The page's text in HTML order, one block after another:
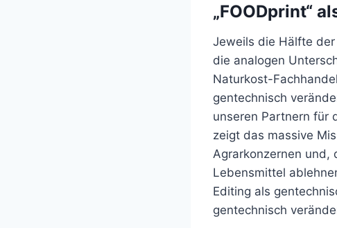
„FOODprint“
Jeweils die Hälfte
die analogen
Naturkost-
gentechnisch
unseren Partnern für
zeigt das massive
Agrarkonzernen und,
Lebensmittel
Editing als
gentechnisch